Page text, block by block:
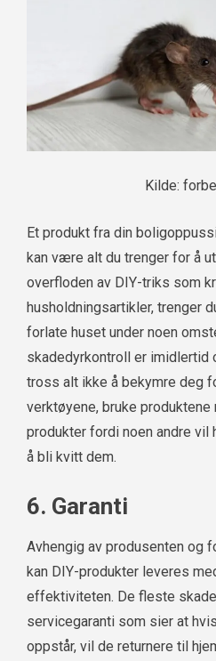
Kilde:
Et produkt fra din
kan være alt du trenger for å
overfloden av DIY-triks som
husholdningsartikler, trenger
forlate huset under noen
skadedyrkontroll er imidlertid
tross alt ikke å bekymre deg
verktøyene, bruke
produkter fordi noen andre vil
å bli kvitt dem.
6. Garanti
Avhengig av produsenten og
kan DIY-produkter leveres
effektiviteten. De fleste
servicegaranti som sier at
oppstår, vil de returnere til